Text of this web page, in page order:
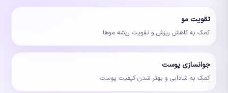
تقویت مو
کمک به کاهش ریزش و تقویت ریشه موها
جوانسازی پوست
کمک به شادابی و بهتر شدن کیفیت پوست